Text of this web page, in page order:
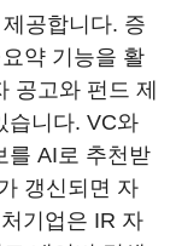
공합니다. 증
약 기능을 활
공고와 펀드 제
습니다. VC와
를 AI로 추천받
갱신되면 자
기업은 IR 자